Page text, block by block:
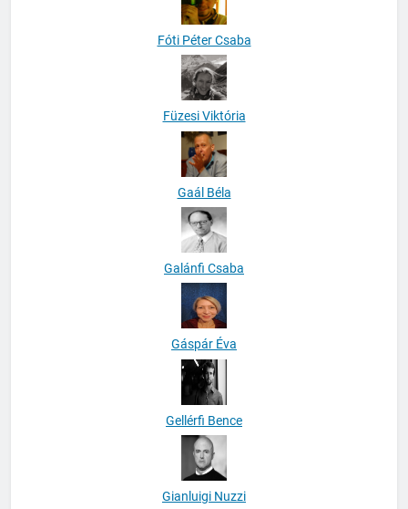
Fóti Péter Csaba
Füzesi Viktória
Gaál Béla
Galánfi Csaba
Gáspár Éva
Gellérfi Bence
Gianluigi Nuzzi